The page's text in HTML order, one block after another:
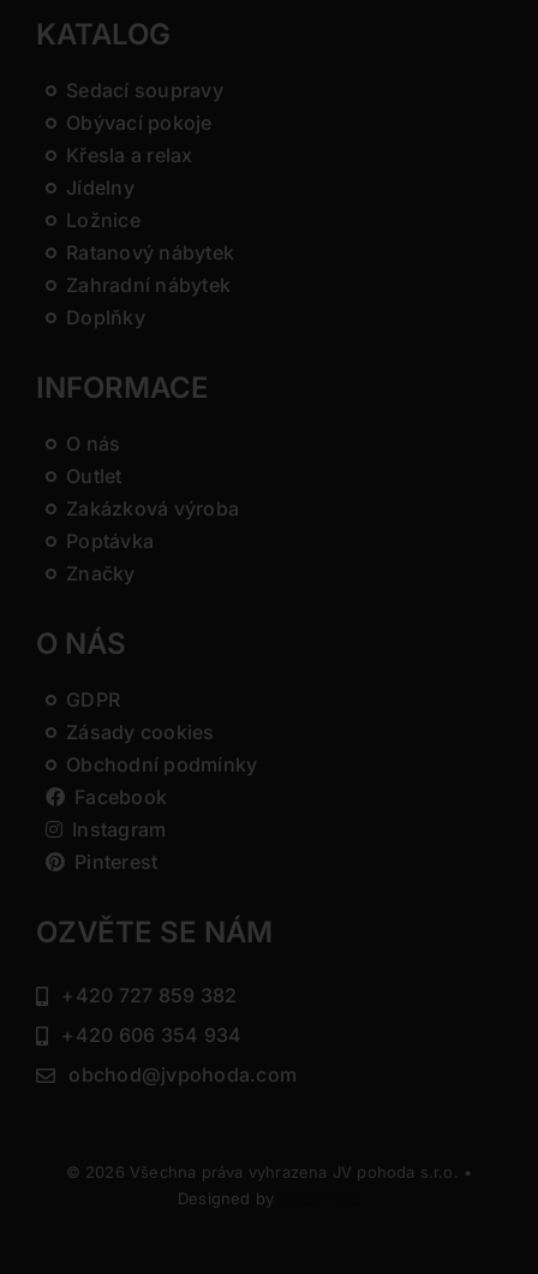
KATALOG
Sedací soupravy
Obývací pokoje
Křesla a relax
Jídelny
Ložnice
Ratanový nábytek
Zahradní nábytek
Doplňky
INFORMACE
O nás
Outlet
Zakázková výroba
Poptávka
Značky
O NÁS
GDPR
Zásady cookies
Obchodní podmínky
Facebook
Instagram
Pinterest
OZVĚTE SE NÁM
+420 727 859 382
+420 606 354 934
obchod@jvpohoda.com
© 2026 Všechna práva vyhrazena JV pohoda s.r.o. •
Designed by